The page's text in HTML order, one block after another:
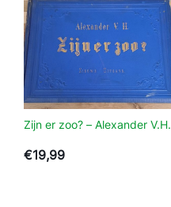
Zijn er zoo? – Alexander V.H.
€19,99